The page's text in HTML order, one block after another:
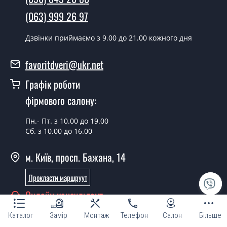
Каталог Замір Монтаж Телефон Салон Більше
проводиться згідно з чергою, у всі дні крім неділі.
Скільки коштує встановлення дверей
Classic-26 Steklo?
Вартість встановлення дверей Classic-26 Steklo - от
Можна на сьогодні викликати
замірника?
Так можна.
двері фаворит?
Так, ми маємо великий асортимент готових
міжкімнатних дверей ТМ Фаворит.
Ви робите нестандартні міжкімнатні
двері?
(063) 999 26 97
Дзвінки приймаємо з 9.00 до 21.00 кожного дня
favoritdveri@ukr.net
Графік роботи
фірмового салону:
Пн.- Пт. з 10.00 до 19.00
Сб. з 10.00 до 16.00
м. Київ, просп. Бажана, 14
Прокласти маршруут
Онлайн консультант